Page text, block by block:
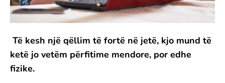
Të kesh një qëllim të fortë në jetë, kjo mund të
ketë jo vetëm përfitime mendore, por edhe
fizike.